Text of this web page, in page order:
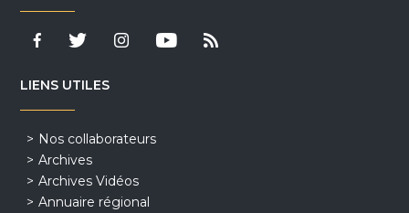
LIENS UTILES
Nos collaborateurs
Archives
Archives Vidéos
Annuaire régional